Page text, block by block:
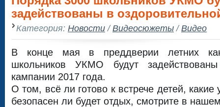
задействованы в
Категория: Новости/Видеосюжеты/Видео
В конце мая в преддверии летних
школьников УКМО будут
кампании 2017 года.
О том, всё ли готово к встрече детей,
безопасен ли будет отдых, смотрите в